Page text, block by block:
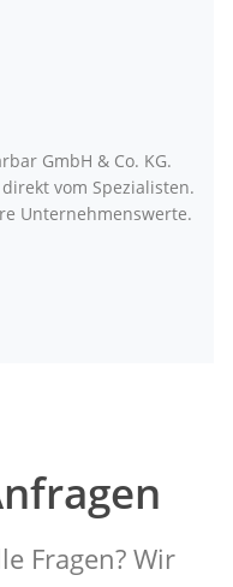
GmbH & Co. KG.
vom Spezialisten.
Unternehmenswerte.
Fragen? Wir